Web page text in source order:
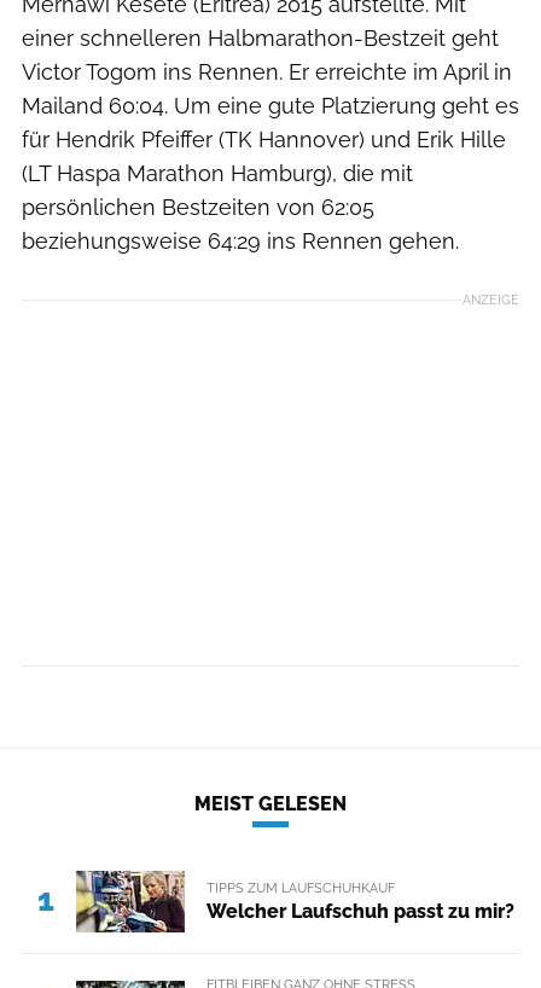
einer schnelleren Halbmarathon-Bestzeit geht
Victor Togom ins Rennen. Er erreichte im April in
Mailand 60:04. Um eine gute Platzierung geht es
für Hendrik Pfeiffer (TK Hannover) und Erik Hille
(LT Haspa Marathon Hamburg), die mit
persönlichen Bestzeiten von 62:05
beziehungsweise 64:29 ins Rennen gehen.
ANZEIGE
MEIST GELESEN
1 TIPPS ZUM LAUFSCHUHKAUF
Welcher Laufschuh passt zu mir?